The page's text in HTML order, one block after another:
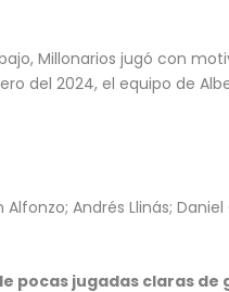
Millonarios jugó con
del 2024, el equipo de
Andrés Llinás;
pocas jugadas claras de